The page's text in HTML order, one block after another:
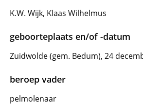
K.W. Wijk, Klaas Wilhelmus
geboorteplaats en/of -datum
Zuidwolde (gem. Bedum), 24
beroep vader
pelmolenaar